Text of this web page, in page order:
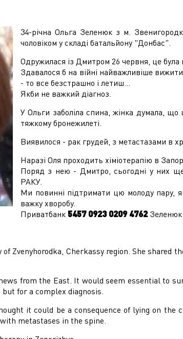
34-річна Ольга Зеленюк‬ з м.
чоловіком у складі батальйону "Донбас".
Одружилася із Дмитром 26 червня, це була
Здавалося б на війні найважливіше
- то все безстрашно і летиш...
Якби не важкий діагноз.
У Ольги заболіла спина, жінка думала, що
тяжкому бронежилеті.
Виявилося - рак грудей, з метастазами в
Наразі Оля проходить хіміотерапію в
Поряд з нею - Дмитро, сьогодні у них
РАКУ.
Ми повинні підтримати цю молоду пару,
важку хворобу.
Приватбанк5457 0923 0209 4762Зеленюк
Zvenyhorodka, Cherkassy region. She shared
from the East. It would seem essential to
for a complex diagnosis.
it could be a consequence of lying on the
metastases in the spine.